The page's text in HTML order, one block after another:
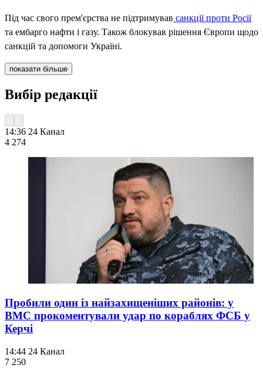
Під час свого прем'єрства не підтримував санкції проти Росії
та ембарго нафти і газу. Також блокував рішення Європи щодо
санкцій та допомоги Україні.
показати більше
Вибір редакції
14:36 24 Канал
4 274
Пробили один із найзахищеніших районів: у
ВМС прокоментували удар по кораблях ФСБ у
Керчі
14:44 24 Канал
7 250